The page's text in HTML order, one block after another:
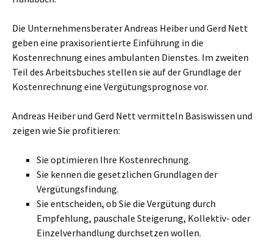
Die Unternehmensberater Andreas Heiber und Gerd Nett
geben eine praxisorientierte Einführung in die
Kostenrechnung eines ambulanten Dienstes. Im zweiten
Teil des Arbeitsbuches stellen sie auf der Grundlage der
Kostenrechnung eine Vergütungsprognose vor.
Andreas Heiber und Gerd Nett vermitteln Basiswissen und
zeigen wie Sie profitieren:
Sie optimieren Ihre Kostenrechnung.
Sie kennen die gesetzlichen Grundlagen der
Vergütungsfindung.
Sie entscheiden, ob Sie die Vergütung durch
Empfehlung, pauschale Steigerung, Kollektiv- oder
Einzelverhandlung durchsetzen wollen.